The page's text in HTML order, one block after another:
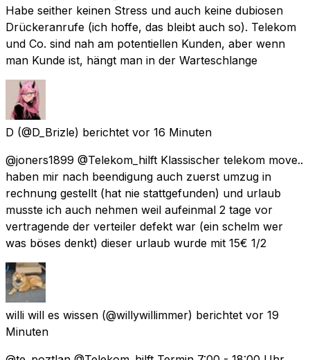
Habe seither keinen Stress und auch keine dubiosen
Drückeranrufe (ich hoffe, das bleibt auch so). Telekom
und Co. sind nah am potentiellen Kunden, aber wenn
man Kunde ist, hängt man in der Warteschlange
D (@D_Brizle) berichtet vor 16 Minuten
@joners1899 @Telekom_hilft Klassischer telekom move..
haben mir nach beendigung auch zuerst umzug in
rechnung gestellt (hat nie stattgefunden) und urlaub
musste ich auch nehmen weil aufeinmal 2 tage vor
vertragende der verteiler defekt war (ein schelm wer
was böses denkt) dieser urlaub wurde mit 15€ 1/2
willi will es wissen (@willywillimmer) berichtet vor 19
Minuten